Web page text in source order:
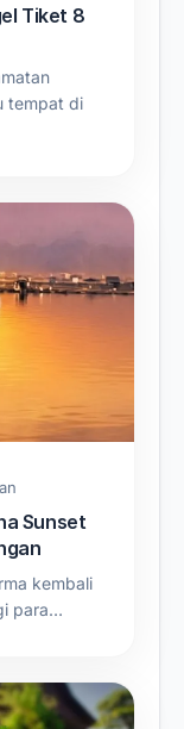
Tiket 8
tempat di
Sunset
kembali
para…